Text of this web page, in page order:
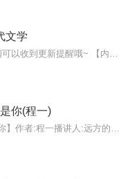
文学
你(程一)